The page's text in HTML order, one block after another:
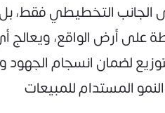
الجانب التخطيطي فقط،
على أرض الواقع،
لضمان انسجام
المستدام للمبيعات